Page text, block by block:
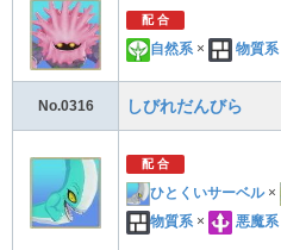
配 合
自然系 × 物質系
No.0316 しびれだんびら
配 合
ひとくいサーベル×
物質系 × 悪魔系